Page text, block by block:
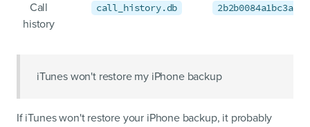
Call
history
call_history.db
iTunes won't restore my iPhone backup
If iTunes won't restore your iPhone backup, it probably